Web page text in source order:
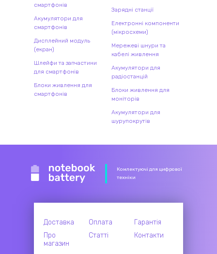
смартфонів
Акумулятори для
смартфонів
Дисплейний модуль
(екран)
Шлейфи та запчастини
для смартфонів
Блоки живлення для
смартфонів
Зарядні станції
Електронні компоненти
(мікросхеми)
Мережеві шнури та
кабелі живлення
Акумулятори для
радіостанцій
Блоки живлення для
моніторів
Акумулятори для
шурупокрутів
Комлектуючі для цифрової
техніки
Доставка Оплата
Гарантія
Про
магазин
Статті Контакти